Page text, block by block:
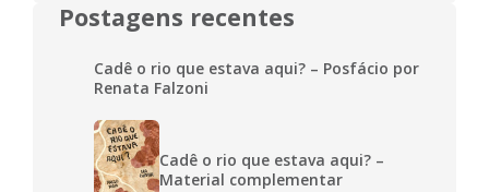
Postagens recentes
Cadê o rio que estava aqui? – Posfácio por
Renata Falzoni
Cadê o rio que estava aqui? –
Material complementar